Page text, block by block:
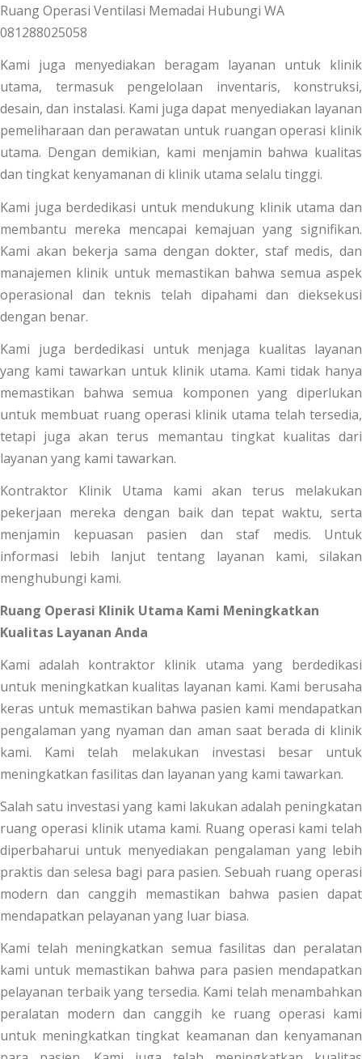
Kami juga menyediakan beragam layanan untuk klinik
utama, termasuk pengelolaan inventaris, konstruksi,
desain, dan instalasi. Kami juga dapat menyediakan layanan
pemeliharaan dan perawatan untuk ruangan operasi klinik
utama. Dengan demikian, kami menjamin bahwa kualitas
dan tingkat kenyamanan di klinik utama selalu tinggi.
Kami juga berdedikasi untuk mendukung klinik utama dan
membantu mereka mencapai kemajuan yang signifikan.
Kami akan bekerja sama dengan dokter, staf medis, dan
manajemen klinik untuk memastikan bahwa semua aspek
operasional dan teknis telah dipahami dan dieksekusi
dengan benar.
Kami juga berdedikasi untuk menjaga kualitas layanan
yang kami tawarkan untuk klinik utama. Kami tidak hanya
memastikan bahwa semua komponen yang diperlukan
untuk membuat ruang operasi klinik utama telah tersedia,
tetapi juga akan terus memantau tingkat kualitas dari
layanan yang kami tawarkan.
Kontraktor Klinik Utama kami akan terus melakukan
pekerjaan mereka dengan baik dan tepat waktu, serta
menjamin kepuasan pasien dan staf medis. Untuk
informasi lebih lanjut tentang layanan kami, silakan
menghubungi kami.
Ruang Operasi Klinik Utama Kami Meningkatkan
Kualitas Layanan Anda
Kami adalah kontraktor klinik utama yang berdedikasi
untuk meningkatkan kualitas layanan kami. Kami berusaha
keras untuk memastikan bahwa pasien kami mendapatkan
pengalaman yang nyaman dan aman saat berada di klinik
kami. Kami telah melakukan investasi besar untuk
meningkatkan fasilitas dan layanan yang kami tawarkan.
Salah satu investasi yang kami lakukan adalah peningkatan
ruang operasi klinik utama kami. Ruang operasi kami telah
diperbaharui untuk menyediakan pengalaman yang lebih
praktis dan selesa bagi para pasien. Sebuah ruang operasi
modern dan canggih memastikan bahwa pasien dapat
mendapatkan pelayanan yang luar biasa.
Kami telah meningkatkan semua fasilitas dan peralatan
kami untuk memastikan bahwa para pasien mendapatkan
pelayanan terbaik yang tersedia. Kami telah menambahkan
peralatan modern dan canggih ke ruang operasi kami
untuk meningkatkan tingkat keamanan dan kenyamanan